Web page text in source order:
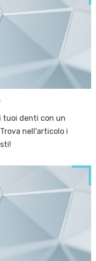
tuoi denti con un
nell'articolo i